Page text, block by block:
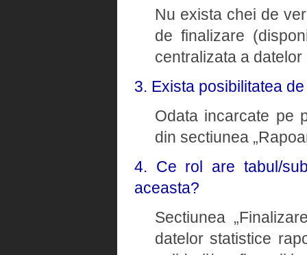
Nu exista chei de
de finalizare
centralizata a
3. Exista posibilitatea
Odata incarcate pe
din sectiunea
4. Ce rol are tabul/
aceasta?
Sectiunea
datelor statistice